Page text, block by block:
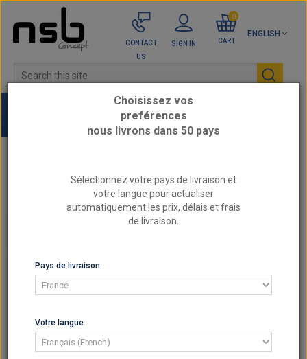
ENGLISH
CONTACT
US
SIGN IN CART
0
90 silicone reducers
51-63mm - 90A 4-ply silicone reducer REDOX
Choisissez vos
preférences
nous livrons dans 50 pays
Sélectionnez votre pays de livraison et
votre langue pour actualiser
automatiquement les prix, délais et frais
de livraison.
Pays de livraison
Votre langue